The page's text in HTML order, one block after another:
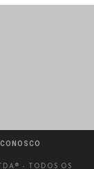
- TODOS OS